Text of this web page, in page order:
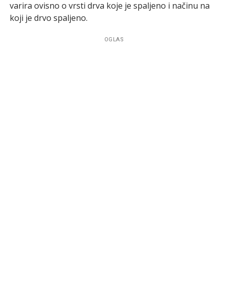
varira ovisno o vrsti drva koje je spaljeno i načinu na
koji je drvo spaljeno.
OGLAS